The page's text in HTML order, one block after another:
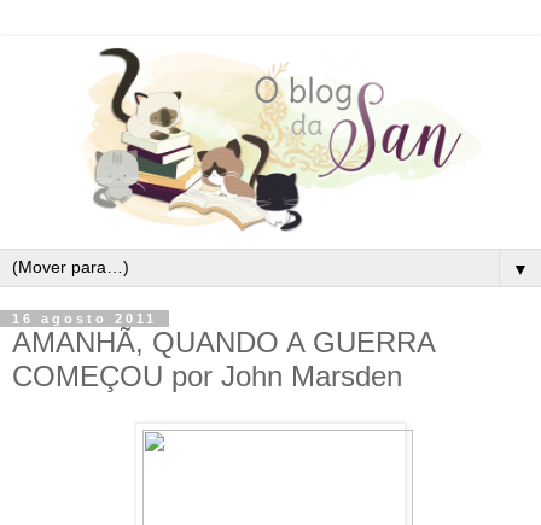
▼
16 agosto 2011
AMANHÃ, QUANDO A GUERRA
COMEÇOU por John Marsden